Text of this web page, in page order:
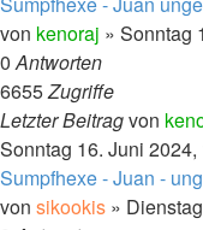
von kenoraj » Sonntag
0Antworten
6655Zugriffe
Letzter Beitragvon
Sonntag 16. Juni 2024,
Sumpfhexe - Juan -
von sikookis »